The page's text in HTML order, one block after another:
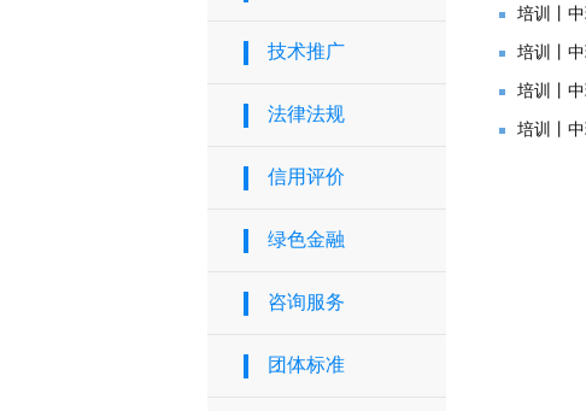
技术推广
法律法规
信用评价
绿色金融
咨询服务
团体标准
培训丨
培训丨
培训丨
培训丨